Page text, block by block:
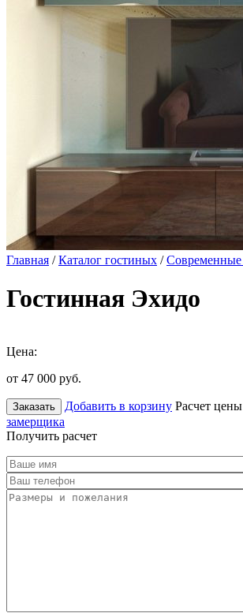
Главная /Каталог гостиных /Современные
Гостинная Эхидо
Цена:
от 47 000 руб.
Заказать Добавить в корзину Расчет цены
замерщика
Получить расчет